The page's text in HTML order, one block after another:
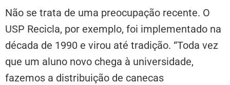
Não se trata de uma preocupação recente. O
USP Recicla, por exemplo, foi implementado na
década de 1990 e virou até tradição. “Toda vez
que um aluno novo chega à universidade,
fazemos a distribuição de canecas